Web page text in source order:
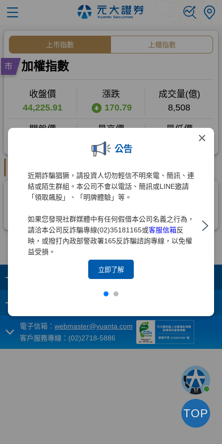
×
公告
近期詐騙猖獗，請投資人切勿輕信不明來電、簡訊、連
結或陌生群組。本公司不會以電話、簡訊或LINE邀請
「領取飆股」、「明牌體驗」等。
如果您發現社群媒體中有任何假借本公司名義之行為，
請洽本公司反詐騙專線(02)35181165或客服信箱反
映，或撥打內政部警政署165反詐騙諮詢專線，以免權
益受損。
立即了解
+
+
電子信箱： webmaster@yuanta.com
客戶服務專線：(02)2718-5886
TOP